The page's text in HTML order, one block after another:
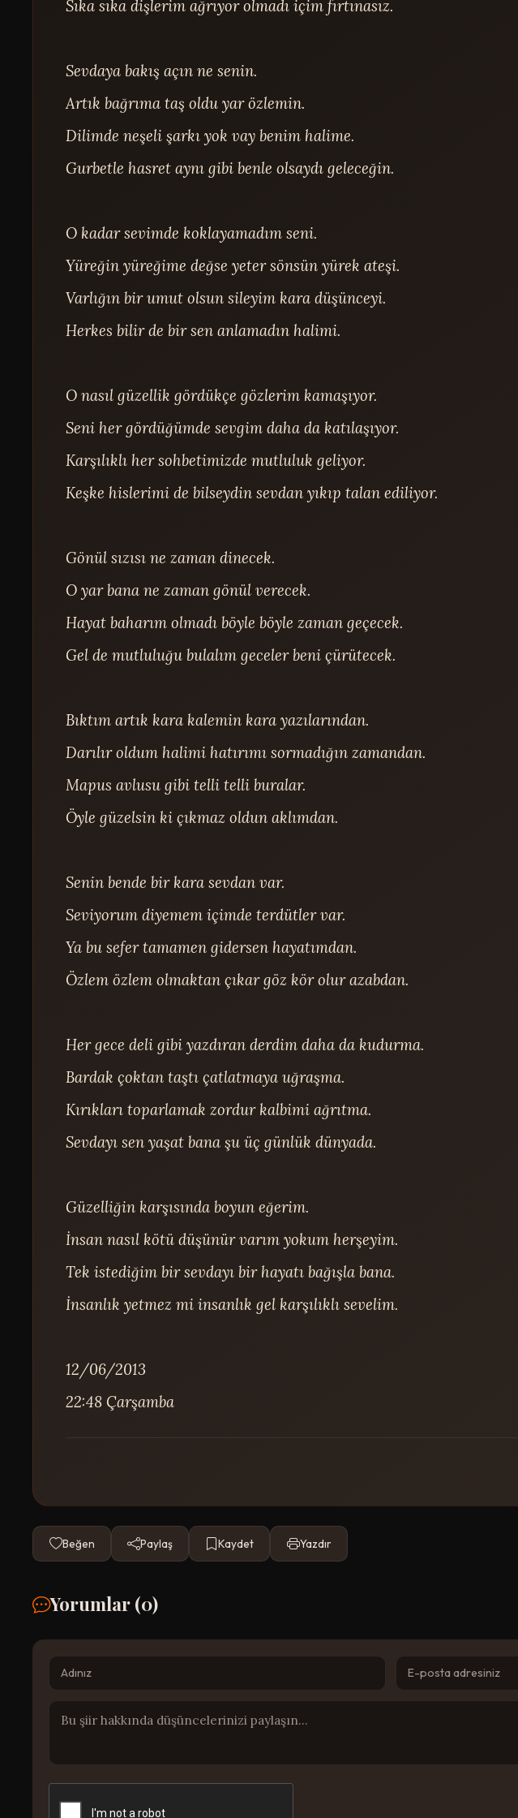
Sıka sıka dişlerim ağrıyor olmadı içim fırtınasız.
Sevdaya bakış açın ne senin.
Artık bağrıma taş oldu yar özlemin.
Dilimde neşeli şarkı yok vay benim halime.
Gurbetle hasret aynı gibi benle olsaydı geleceğin.
O kadar sevimde koklayamadım seni.
Yüreğin yüreğime değse yeter sönsün yürek ateşi.
Varlığın bir umut olsun sileyim kara düşünceyi.
Herkes bilir de bir sen anlamadın halimi.
O nasıl güzellik gördükçe gözlerim kamaşıyor.
Seni her gördüğümde sevgim daha da katılaşıyor.
Karşılıklı her sohbetimizde mutluluk geliyor.
Keşke hislerimi de bilseydin sevdan yıkıp talan ediliyor.
Gönül sızısı ne zaman dinecek.
O yar bana ne zaman gönül verecek.
Hayat baharım olmadı böyle böyle zaman geçecek.
Gel de mutluluğu bulalım geceler beni çürütecek.
Bıktım artık kara kalemin kara yazılarından.
Darılır oldum halimi hatırımı sormadığın zamandan.
Mapus avlusu gibi telli telli buralar.
Öyle güzelsin ki çıkmaz oldun aklımdan.
Senin bende bir kara sevdan var.
Seviyorum diyemem içimde terdütler var.
Ya bu sefer tamamen gidersen hayatımdan.
Özlem özlem olmaktan çıkar göz kör olur azabdan.
Her gece deli gibi yazdıran derdim daha da kudurma.
Bardak çoktan taştı çatlatmaya uğraşma.
Kırıkları toparlamak zordur kalbimi ağrıtma.
Sevdayı sen yaşat bana şu üç günlük dünyada.
Güzelliğin karşısında boyun eğerim.
İnsan nasıl kötü düşünür varım yokum herşeyim.
Tek istediğim bir sevdayı bir hayatı bağışla bana.
İnsanlık yetmez mi insanlık gel karşılıklı sevelim.
12/06/2013
22:48 Çarşamba
Beğen Paylaş Kaydet Yazdır
Yorumlar (0)